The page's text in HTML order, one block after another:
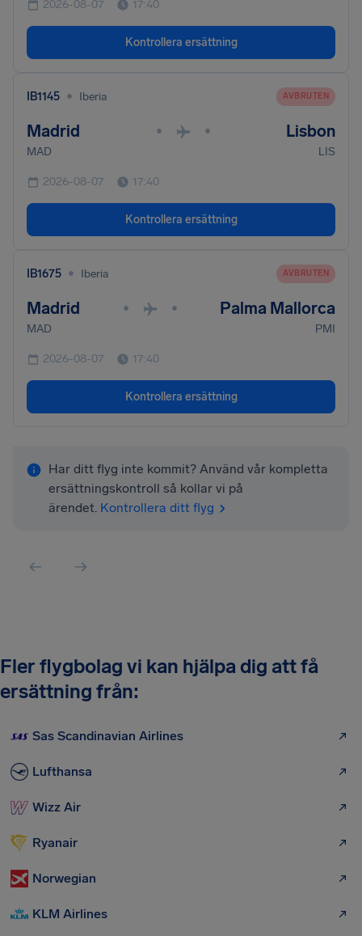
2026-08-07 17:40
Kontrollera ersättning
IB1145 • Iberia AVBRUTEN
Madrid • • Lisbon
MAD LIS
2026-08-07 17:40
Kontrollera ersättning
IB1675 • Iberia AVBRUTEN
Madrid • • Palma Mallorca
MAD PMI
2026-08-07 17:40
Kontrollera ersättning
Har ditt flyg inte kommit? Använd vår kompletta
ersättningskontroll så kollar vi på
ärendet. Kontrollera ditt flyg
Fler flygbolag vi kan hjälpa dig att få
ersättning från:
Sas Scandinavian Airlines
Lufthansa
Wizz Air
Ryanair
Norwegian
KLM Airlines